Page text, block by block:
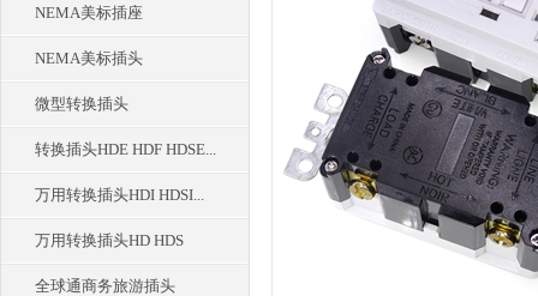
NEMA美标插座
NEMA美标插头
微型转换插头
转换插头HDE HDF HDSE...
万用转换插头HDI HDSI...
万用转换插头HD HDS
全球通商务旅游插头